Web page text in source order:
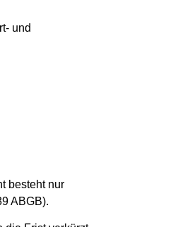
und
besteht nur
ABGB).